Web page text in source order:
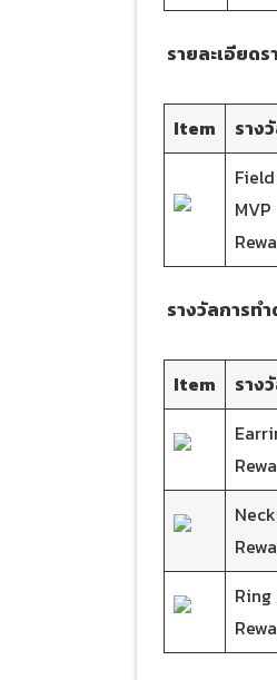
รายละเอียด
Item ราง
MVP
รางวัลการท
Item ราง